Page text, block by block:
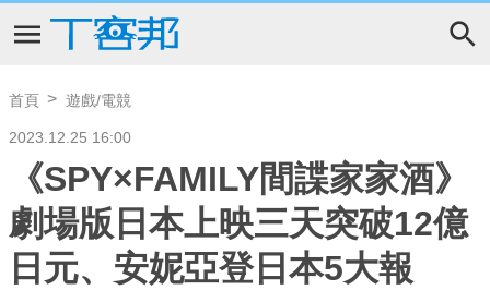
首頁 遊戲/電競
2023.12.25 16:00
《SPY×FAMILY間諜家家酒》
劇場版日本上映三天突破12億
日元、安妮亞登日本5大報